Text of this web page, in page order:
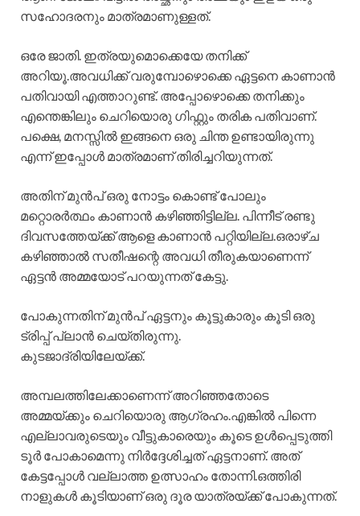
സഹോദരനും മാത്രമാണുള്ളത്.
ഒരേ ജാതി. ഇത്രയുമൊക്കെയേ തനിക്ക്
അറിയൂ.അവധിക്ക് വരുമ്പോഴൊക്കെ ഏട്ടനെ കാണാൻ
പതിവായി എത്താറുണ്ട്. അപ്പോഴൊക്കെ തനിക്കും
എന്തെങ്കിലും ചെറിയൊരു ഗിഫ്റ്റും തരിക പതിവാണ്.
പക്ഷെ, മനസ്സിൽ ഇങ്ങനെ ഒരു ചിന്ത ഉണ്ടായിരുന്നു
എന്ന് ഇപ്പോൾ മാത്രമാണ് തിരിച്ചറിയുന്നത്.
അതിന് മുൻപ് ഒരു നോട്ടം കൊണ്ട് പോലും
മറ്റൊരർത്ഥം കാണാൻ കഴിഞ്ഞിട്ടില്ല. പിന്നീട് രണ്ടു
ദിവസത്തേയ്ക്ക് ആളെ കാണാൻ പറ്റിയില്ല.ഒരാഴ്ച
കഴിഞ്ഞാൽ സതീഷന്റെ അവധി തീരുകയാണെന്ന്
ഏട്ടൻ അമ്മയോട് പറയുന്നത് കേട്ടു.
പോകുന്നതിന് മുൻപ് ഏട്ടനും കൂട്ടുകാരും കൂടി ഒരു
ട്രിപ്പ് പ്ലാൻ ചെയ്തിരുന്നു.
കുടജാദ്രിയിലേയ്ക്ക്.
അമ്പലത്തിലേക്കാണെന്ന് അറിഞ്ഞതോടെ
അമ്മയ്ക്കും ചെറിയൊരു ആഗ്രഹം.എങ്കിൽ പിന്നെ
എല്ലാവരുടെയും വീട്ടുകാരെയും കൂടെ ഉൾപ്പെടുത്തി
ടൂർ പോകാമെന്നു നിർദ്ദേശിച്ചത് ഏട്ടനാണ്. അത്
കേട്ടപ്പോൾ വല്ലാത്ത ഉത്സാഹം തോന്നി.ഒത്തിരി
നാളുകൾ കൂടിയാണ് ഒരു ദൂര യാത്രയ്ക്ക് പോകുന്നത്.